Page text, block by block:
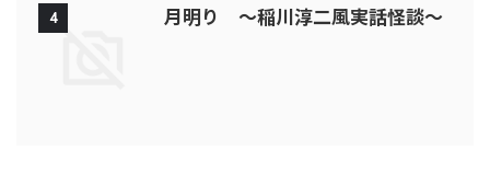
4 月明り ～稲川淳二風実話怪談～